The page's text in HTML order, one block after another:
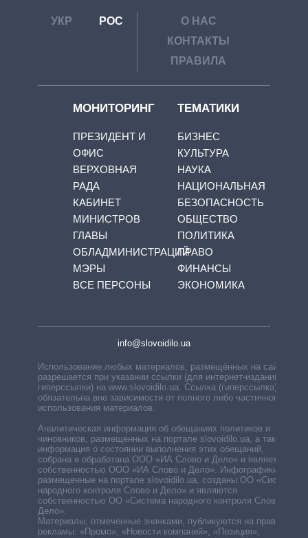
УКР РОС
О НАС
КОНТАКТЫ
ПРАВИЛА
МОНИТОРИНГ
ПРЕЗИДЕНТ И
ОФИС
ВЕРХОВНАЯ
РАДА
КАБИНЕТ
МИНИСТРОВ
ГЛАВЫ
ОБЛАДМИНИСТРАЦИЙ
МЭРЫ
ВСЕ ПЕРСОНЫ
ТЕМАТИКИ
БИЗНЕС
КУЛЬТУРА
НАУКА
НАЦИОНАЛЬНАЯ
БЕЗОПАСНОСТЬ
ОБЩЕСТВО
ПОЛИТИКА
ПРАВО
ФИНАНСЫ
ЭКОНОМИКА
info@slovoidilo.ua
Использование любых материалов, размещённых на сайте,
разрешается при указании ссылки (для интернет-изданий —
гиперссылки) на www.slovoidilo.ua. Ссылка (гиперссылка)
обязательна вне зависимости от полного либо частичного
использования материалов.
Аналитическая информация об обещаниях политиков и
чиновников, размещенных на портале slovoidilo.ua, а также
информация о состоянии выполнения этих обещаний,
собрана и обработана ООО «ИА Слово и Дело» и является
собственностью ООО «ИА Слово и Дело». Инфографики,
размещенные на портале slovoidilo.ua, созданы ОО «Система
народного контроля Слово и Дело» и являются
собственностью ОО «Система народного контроля Слово и
Дело».
Материалы, отмеченные значками, публикуются на правах
рекламы: «Промо», «Новости компаний», «Позиция»,